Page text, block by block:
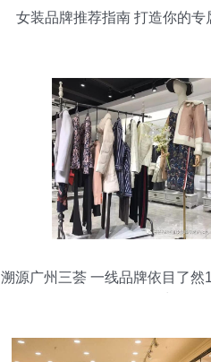
女装品牌推荐指南 打造你的专
溯源广州三荟 一线品牌依目了然